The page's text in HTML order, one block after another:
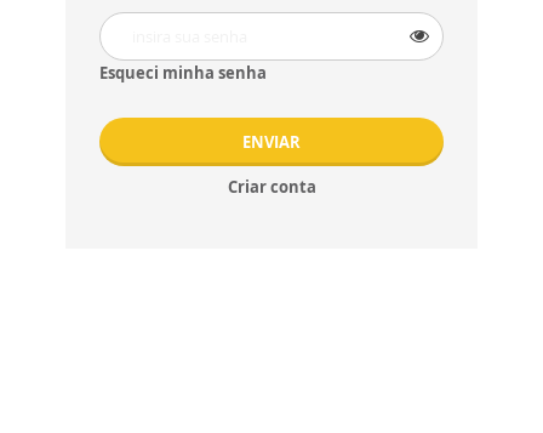
Esqueci minha senha
ENVIAR
Criar conta